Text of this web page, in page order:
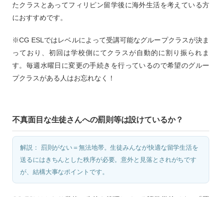
たクラスとあってフィリピン留学後に海外生活を考えている方
におすすめです。
※CG ESLではレベルによって受講可能なグループクラスが決ま
っており、初回は学校側にてクラスが自動的に割り振られま
す。毎週水曜日に変更の手続きを行っているので希望のグルー
プクラスがある人はお忘れなく！
不真面目な生徒さんへの罰則等は設けているか？
解説： 罰則がない＝無法地帯。生徒みんなが快適な留学生活を
送るにはきちんとした秩序が必要。意外と見落とされがちです
が、結構大事なポイントです。